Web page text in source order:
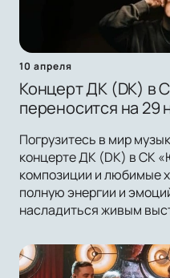
10 апреля
Концерт ДК (DK) в
переносится на 29
Погрузитесь в мир
концерте ДК (DK) в СК
композиции и любимые
полную энергии и
насладиться живым